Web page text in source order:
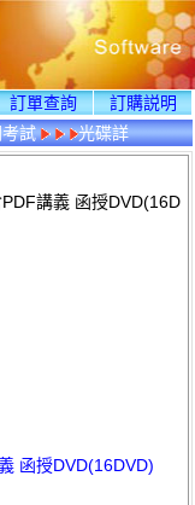
訂單查詢
訂購説明
試
光碟詳
講義 函授DVD(16D
函授DVD(16DVD)